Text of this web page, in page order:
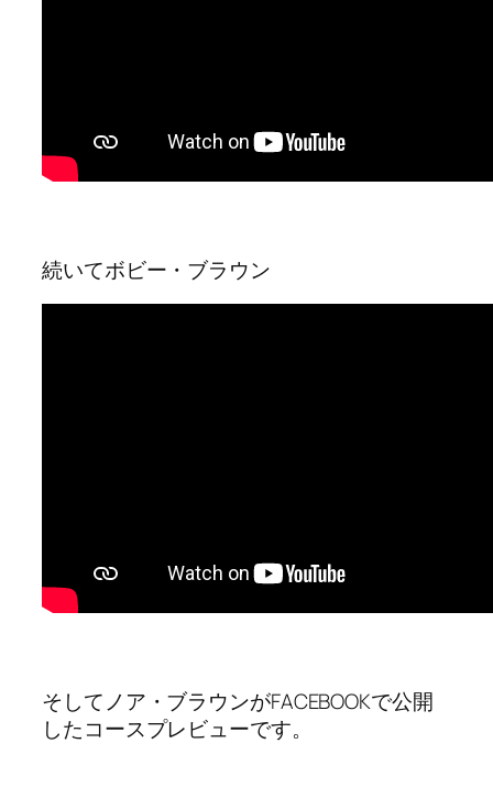
続いてボビー・ブラウン
そしてノア・ブラウンがFACEBOOKで公開
したコースプレビューです。